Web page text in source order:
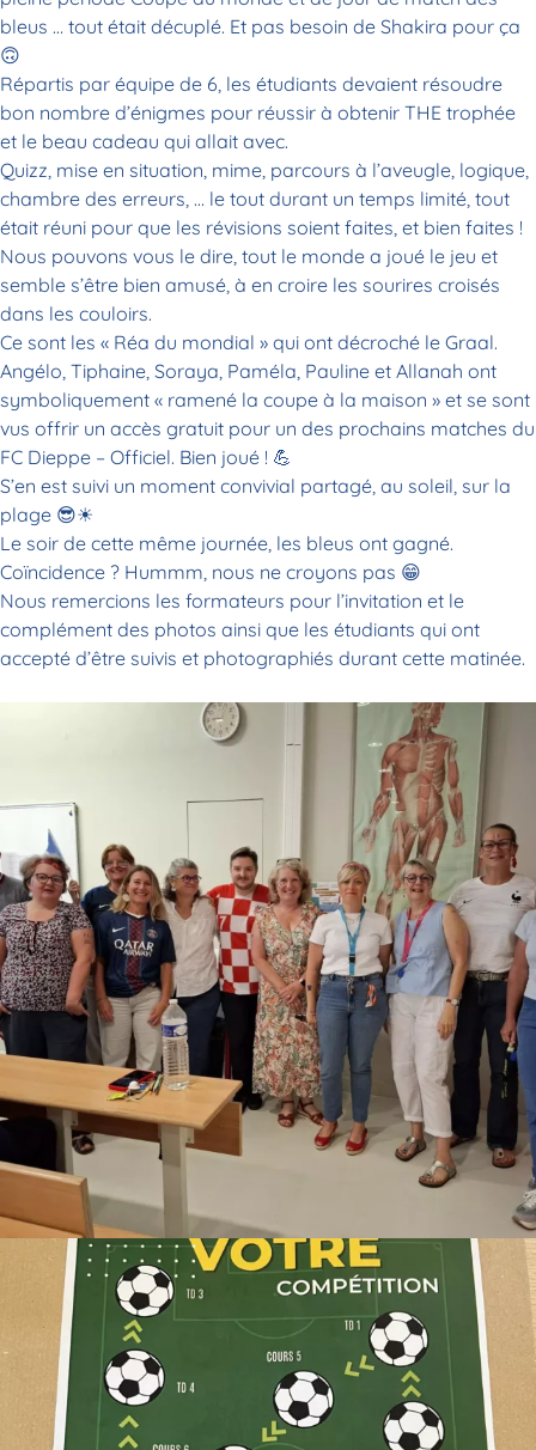
bleus … tout était décuplé. Et pas besoin de Shakira pour ça
🙃
Répartis par équipe de 6, les étudiants devaient résoudre
bon nombre d’énigmes pour réussir à obtenir THE trophée
et le beau cadeau qui allait avec.
Quizz, mise en situation, mime, parcours à l’aveugle, logique,
chambre des erreurs, … le tout durant un temps limité, tout
était réuni pour que les révisions soient faites, et bien faites !
Nous pouvons vous le dire, tout le monde a joué le jeu et
semble s’être bien amusé, à en croire les sourires croisés
dans les couloirs.
Ce sont les « Réa du mondial » qui ont décroché le Graal.
Angélo, Tiphaine, Soraya, Paméla, Pauline et Allanah ont
symboliquement « ramené la coupe à la maison » et se sont
vus offrir un accès gratuit pour un des prochains matches du
FC Dieppe – Officiel. Bien joué ! 💪
S’en est suivi un moment convivial partagé, au soleil, sur la
plage 😎☀
Le soir de cette même journée, les bleus ont gagné.
Coïncidence ? Hummm, nous ne croyons pas 😁
Nous remercions les formateurs pour l’invitation et le
complément des photos ainsi que les étudiants qui ont
accepté d’être suivis et photographiés durant cette matinée.